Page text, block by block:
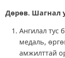
Дөрөв. Шагнал
Ангилал тус
медаль,
амжилттай